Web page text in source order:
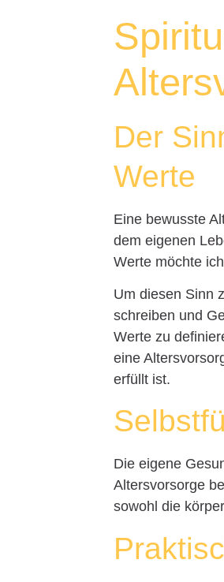
Der
Werte
Eine bewusste
dem eigenen
Werte möchte
Um diesen Sinn
schreiben und
Werte zu
eine
erfüllt ist.
Die eigene
Altersvorsorge
sowohl die